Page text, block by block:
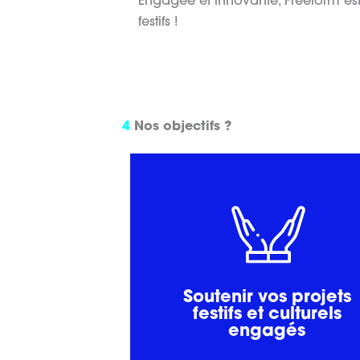
festifs !
4 Nos objectifs ?
Soutenir vos projets
festifs et culturels
engagés
Un appui financier, des conseils sur
sécurité, partenariats institutionnels,
recherche de financements…